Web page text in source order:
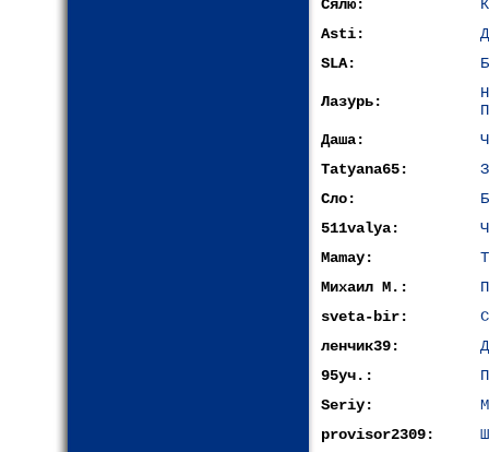
Сялю:
Asti:
SLA:
Лазурь:
Даша:
Tatyana65:
Сло:
511valya:
Mamay:
Михаил М.:
sveta-bir:
ленчик39:
95уч.:
Seriy:
provisor2309: